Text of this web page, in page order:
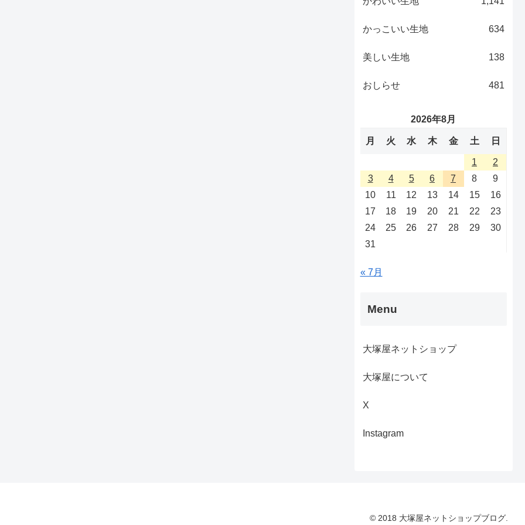
かっこいい生地 634
美しい生地 138
おしらせ 481
2026年8月
月 火 水 木 金 土 日
1
2
3
4 5 6 7 8
9
10
11 12 13 14 15
16
17
18 19 20 21 22
23
24
25 26 27 28 29
30
31
« 7月
Menu
大塚屋ネットショップ
大塚屋について
X
Instagram
© 2018 大塚屋ネットショップブログ.